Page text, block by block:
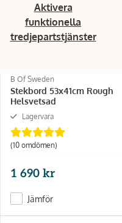
Aktivera
funktionella
tredjepartstjänster
B Of Sweden
Stekbord 53x41cm Rough
Helsvetsad
Lagervara
(10 omdömen)
1 690 kr
Jämför